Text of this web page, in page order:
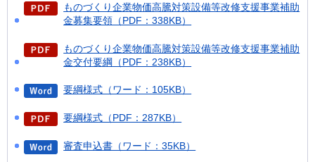
ものづくり企業物価高騰対策設備等改修支援事業補助
金募集要領（PDF：338KB）
ものづくり企業物価高騰対策設備等改修支援事業補助
金交付要綱（PDF：238KB）
要綱様式（ワード：105KB）
要綱様式（PDF：287KB）
審査申込書（ワード：35KB）